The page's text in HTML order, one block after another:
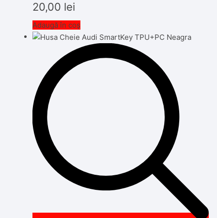
20,00 lei
Adaugă în coș